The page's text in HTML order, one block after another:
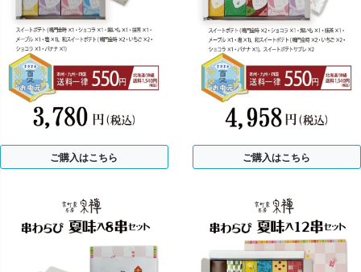
ご購入はこちら ご購入はこちら